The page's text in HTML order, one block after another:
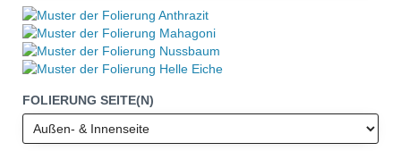
FOLIERUNG SEITE(N)